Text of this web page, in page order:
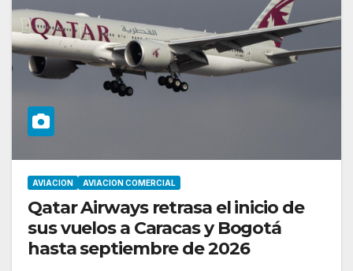
AVIACION AVIACION COMERCIAL
Qatar Airways retrasa el inicio de
sus vuelos a Caracas y Bogotá
hasta septiembre de 2026